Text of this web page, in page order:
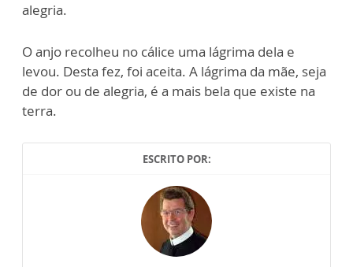
alegria.
O anjo recolheu no cálice uma lágrima dela e
levou. Desta fez, foi aceita. A lágrima da mãe, seja
de dor ou de alegria, é a mais bela que existe na
terra.
ESCRITO POR: